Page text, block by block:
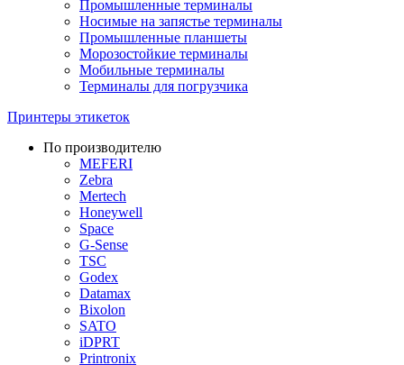
Промышленные терминалы
Носимые на запястье терминалы
Промышленные планшеты
Морозостойкие терминалы
Мобильные терминалы
Терминалы для погрузчика
Принтеры этикеток
По производителю
MEFERI
Zebra
Mertech
Honeywell
Space
G-Sense
TSC
Godex
Datamax
Bixolon
SATO
iDPRT
Printronix